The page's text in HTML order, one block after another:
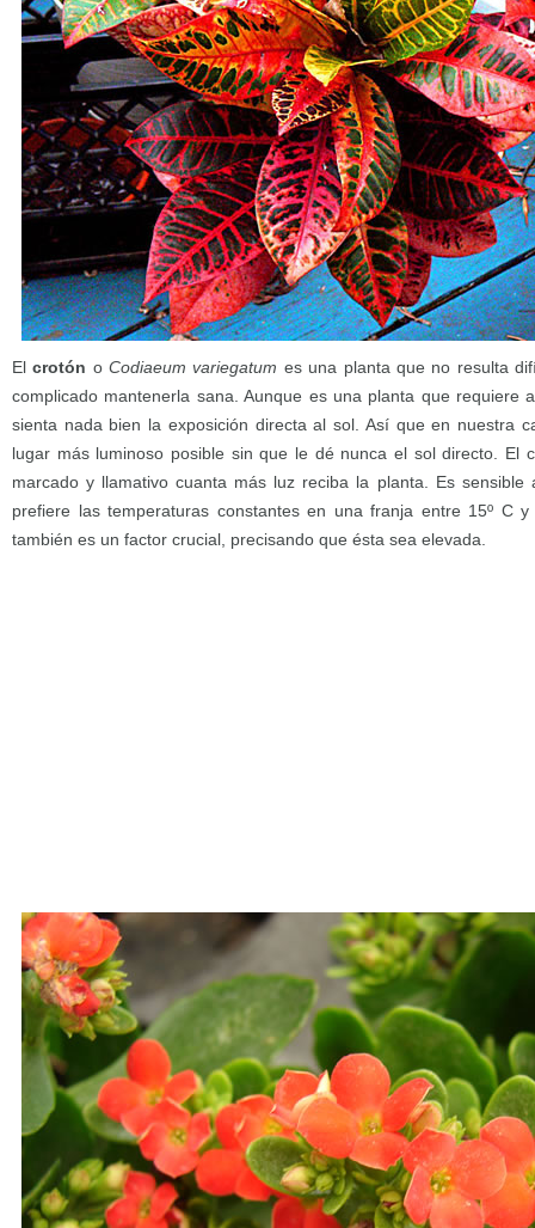
Elcrotón oCodiaeum variegatum es una planta que no resulta
complicado mantenerla sana. Aunque es una planta que requiere
sienta nada bien la exposición directa al sol. Así que en nuestra
lugar más luminoso posible sin que le dé nunca el sol directo. El
marcado y llamativo cuanta más luz reciba la planta. Es sensible
prefiere las temperaturas constantes en una franja entre 15º C
también es un factor crucial, precisando que ésta sea elevada.